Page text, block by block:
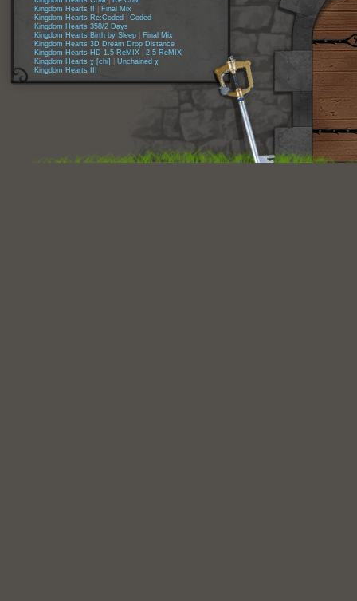
Kingdom Hearts II
Final Mix
Kingdom Hearts Re:Coded
Coded
Kingdom Hearts 358/2 Days
Kingdom Hearts Birth by Sleep
Final Mix
Kingdom Hearts 3D Dream Drop Distance
Kingdom Hearts HD 1.5 ReMIX
2.5 ReMIX
Kingdom Hearts χ [chi]
Unchained χ
Kingdom Hearts III